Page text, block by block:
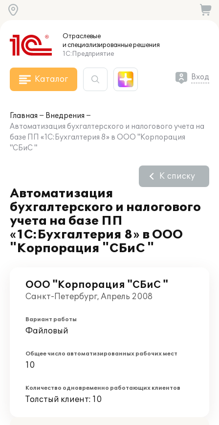
Отраслевые
и специализированныерешения
1С:Предприятие
Каталог Вход
Главная
Внедрения
Автоматизация бухгалтерского и налогового учета на
базе ПП «1С:Бухгалтерия 8» в ООО "Корпорация
"СБиС "
Автоматизация
бухгалтерского и налогового
учета на базе ПП
«1С:Бухгалтерия 8» в ООО
"Корпорация "СБиС "
К списку
ООО "Корпорация "СБиС "
Санкт-Петербург, Апрель 2008
Вариант работы
Файловый
Общее число автоматизированных рабочих мест
10
Количество одновременно работающих клиентов
Толстый клиент: 10